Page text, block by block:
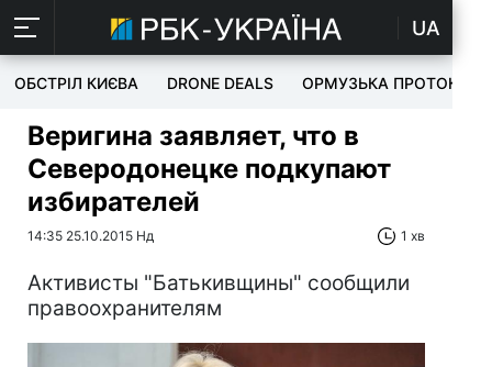
UA
ОБСТРІЛ КИЄВА DRONE DEALS ОРМУЗЬКА ПРОТОКА
Веригина заявляет, что в
Северодонецке подкупают
избирателей
14:35 25.10.2015 Нд 1 хв
Активисты "Батькивщины" сообщили
правоохранителям